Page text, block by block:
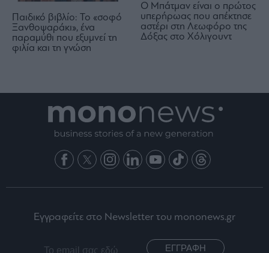
Παιδικό βιβλίο: Το «σοφό
Ξανθοψαράκι», ένα
παραμύθι που εξυμνεί τη
φιλία και τη γνώση
Ο Μπάτμαν είναι ο πρώτος
υπερήρωας που απέκτησε
αστέρι στη Λεωφόρο της
Δόξας στο Χόλιγουντ
Εγγραφείτε στο Newsletter του mononews.gr
ΕΓΓΡΑΦΗ